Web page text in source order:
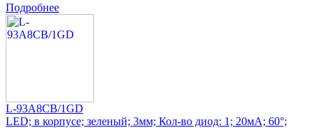
Подробнее
L-93A8CB/1GD
LED; в корпусе; зеленый; 3мм; Кол-во диод: 1; 20мА; 60°;